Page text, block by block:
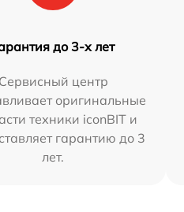
до 3-х лет
Сервисный центр
оригинальные
техники iconBIT и
гарантию до 3
лет.